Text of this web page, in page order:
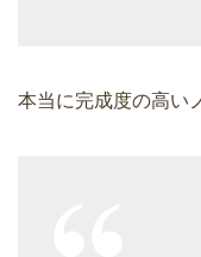
本当に完成度の高い